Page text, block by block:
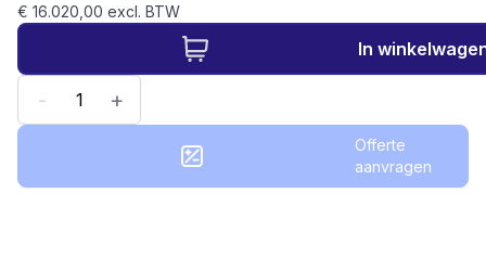
€ 16.020,00 excl. BTW
In
- +
Offerte
aanvragen